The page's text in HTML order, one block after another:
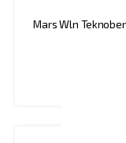
Mars Wln